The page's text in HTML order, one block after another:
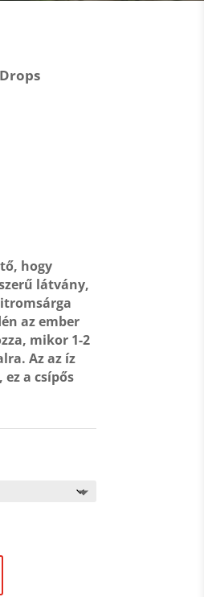
Ft
hogy
látvány,
az ember
mikor 1-2
Az az íz
a csípős